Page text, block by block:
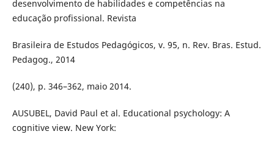
desenvolvimento de habilidades e competências na
educação profissional. Revista
Brasileira de Estudos Pedagógicos, v. 95, n. Rev. Bras. Estud.
Pedagog., 2014
(240), p. 346–362, maio 2014.
AUSUBEL, David Paul et al. Educational psychology: A
cognitive view. New York: